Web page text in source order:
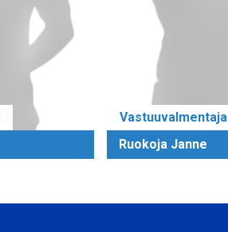
Vastuuvalmentaja
Ruokoja Janne